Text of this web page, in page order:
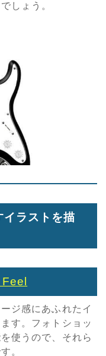
しょう。
イラストを描
ジ感にあふれたイ
す。フォトショッ
使うので、それら
。